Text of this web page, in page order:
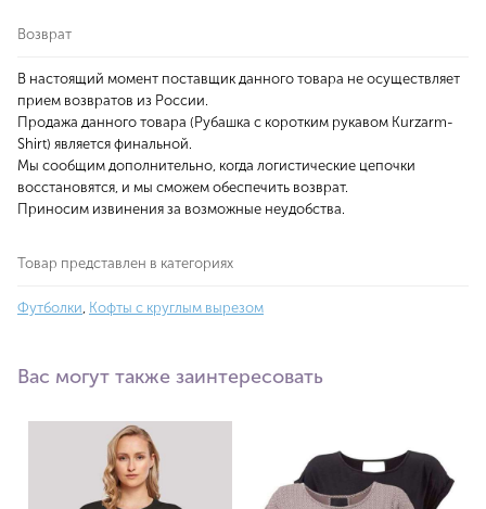
Возврат
В настоящий момент поставщик данного товара не осуществляет
прием возвратов из России.
Продажа данного товара (Рубашка с коротким рукавом Kurzarm-
Shirt) является финальной.
Мы сообщим дополнительно, когда логистические цепочки
восстановятся, и мы сможем обеспечить возврат.
Приносим извинения за возможные неудобства.
Товар представлен в категориях
Футболки Кофты с круглым вырезом
Вас могут также заинтересовать